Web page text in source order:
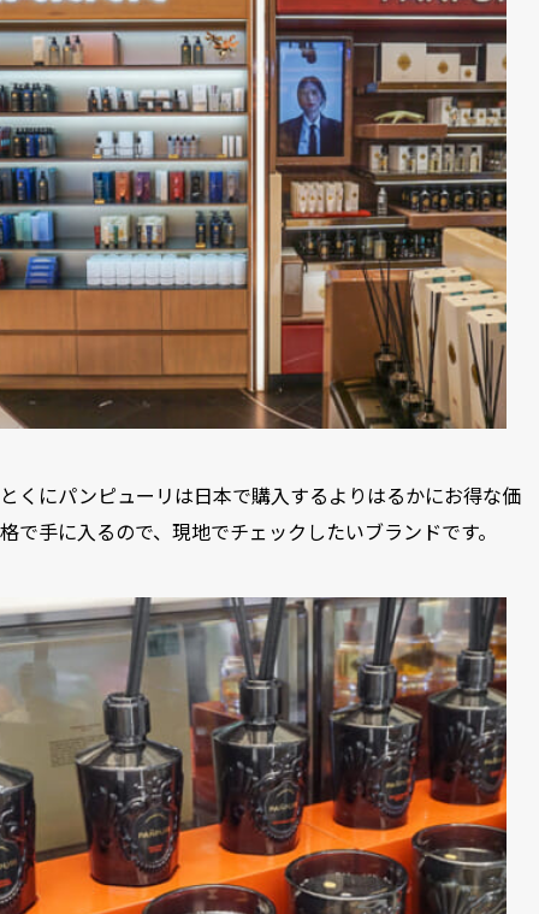
とくにパンピューリは日本で購入するよりはるかにお得な価
格で手に入るので、現地でチェックしたいブランドです。